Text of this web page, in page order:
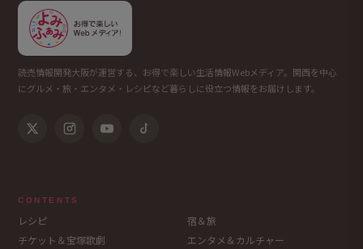
読売情報開発大阪が運営する、お得で楽しい生活情報Webメディア。関西を中心
にグルメ・旅・エンタメ・レシピなど暮らしに役立つ情報をお届けします。
CONTENTS
レシピ
宿＆旅
チケット＆宝塚歌劇
エンタメ＆カルチャー